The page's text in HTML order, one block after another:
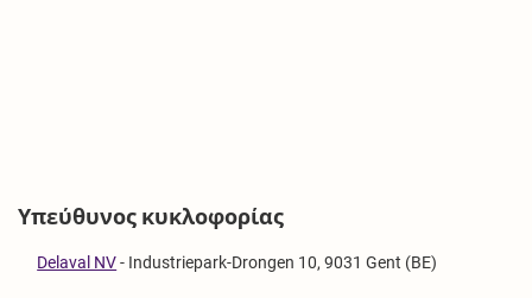
Υπεύθυνος κυκλοφορίας
Delaval NV- Industriepark-Drongen 10, 9031 Gent (BE)